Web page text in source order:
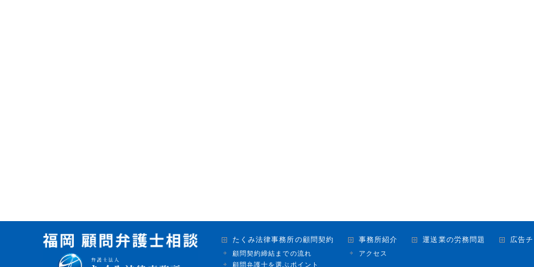
たくみ法律事務所の顧問契約
顧問契約締結までの流れ
顧問弁護士を選ぶポイント
事務所紹介
アクセス
運送業の労務問題 広告